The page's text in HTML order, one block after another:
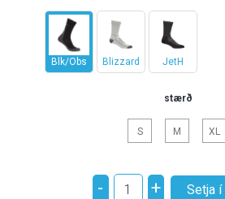
Blk/Obs Blizzard JetH
stærð
S M XL
- +